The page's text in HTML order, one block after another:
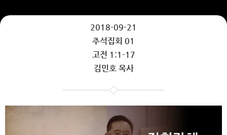
2018-09-21
추석집회 01
고전 1:1-17
김민호 목사